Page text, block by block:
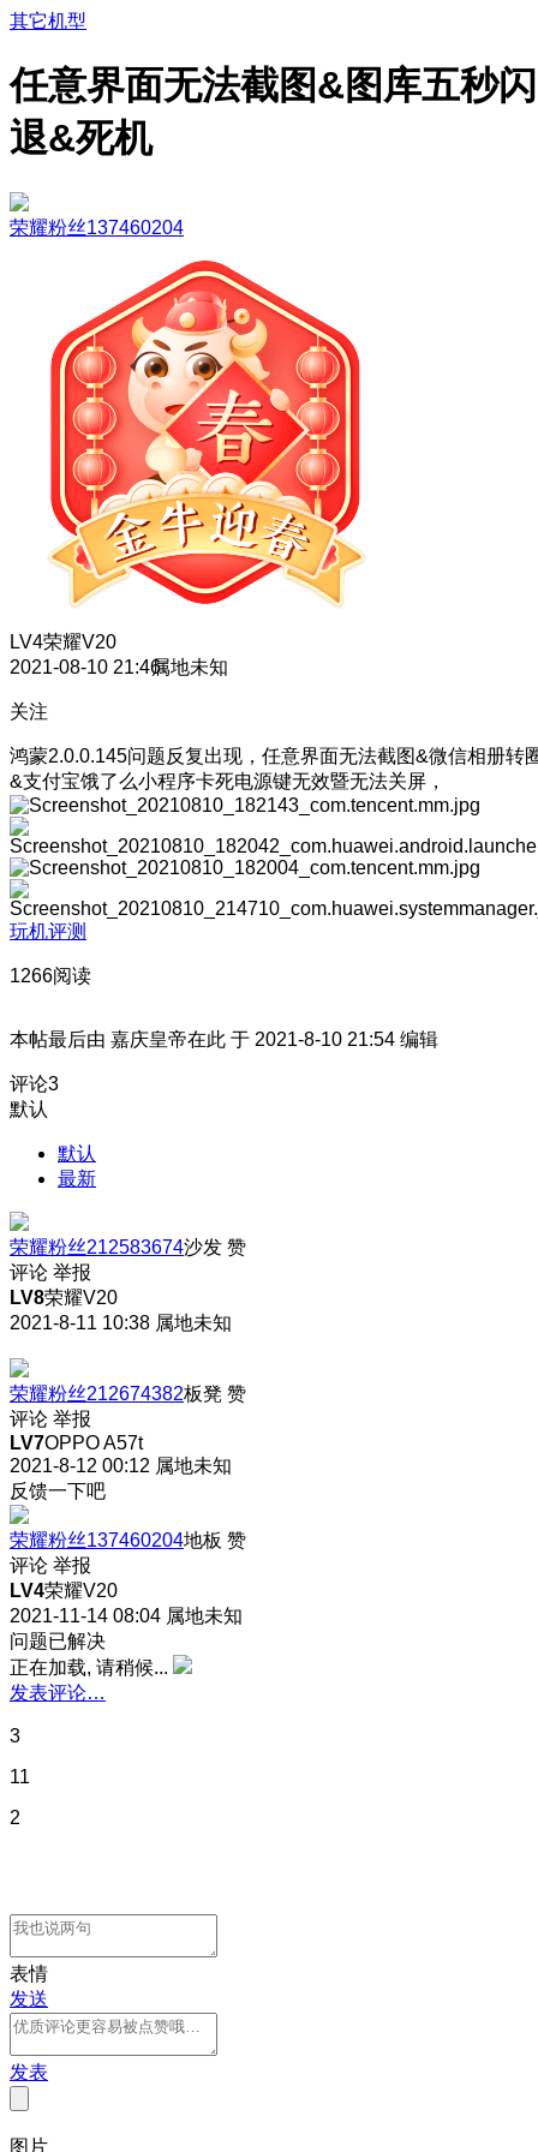
其它机型
任意界面无法截图&图库五秒闪
退&死机
荣耀粉丝137460204
LV4荣耀V20
2021-08-10 21:46属地未知
关注
鸿蒙2.0.0.145问题反复出现，任意界面无法截图&微信相册转
&支付宝饿了么小程序卡死电源键无效暨无法关屏，
玩机评测
1266阅读
本帖最后由 嘉庆皇帝在此 于 2021-8-10 21:54 编辑
评论3
默认
默认
最新
荣耀粉丝212583674沙发 赞
评论 举报
LV8荣耀V20
2021-8-11 10:38 属地未知
荣耀粉丝212674382板凳 赞
评论 举报
LV7OPPO A57t
2021-8-12 00:12 属地未知
反馈一下吧
荣耀粉丝137460204地板 赞
评论 举报
LV4荣耀V20
2021-11-14 08:04 属地未知
问题已解决
正在加载, 请稍候...
发表评论…
3
11
2
表情
发送
发表
图片